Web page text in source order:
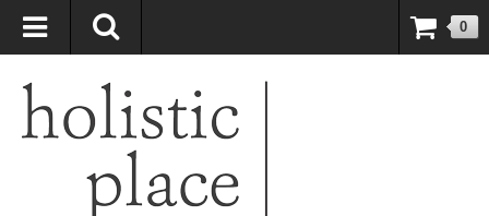
自然療法大国のオーストラリアより、臨床経験＆知識の豊富なナチュ
ロパスが厳選したサプリメントや ナチュラルグッズをお届けします！
0